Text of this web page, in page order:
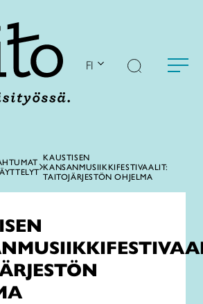
FI
KAUSTISEN
KANSANMUSIIKKIFESTIVAALIT:
TAITOJÄRJESTÖN OHJELMA